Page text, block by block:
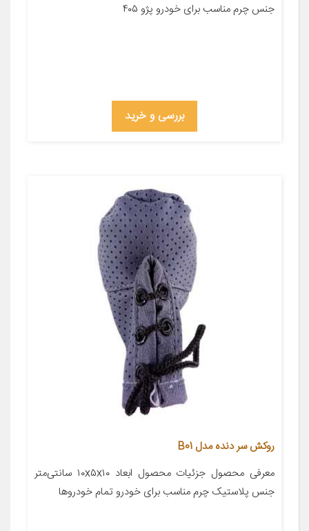
جنس چرم مناسب برای خودرو پژو ۴۰۵
بررسی و خرید
روکش سر دنده مدل B01
معرفی محصول جزئیات محصول ابعاد ۱۰x۵x۱۰ سانتی‌متر
جنس پلاستیک چرم مناسب برای خودرو تمام خودروها